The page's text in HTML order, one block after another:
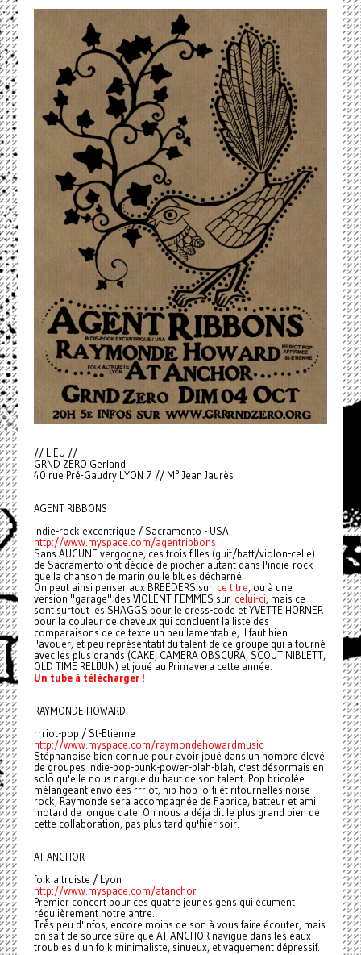
// LIEU //
GRND ZERO Gerland
40 rue Pré-Gaudry LYON 7 // M° Jean Jaurès
AGENT RIBBONS
indie-rock excentrique / Sacramento - USA
http://www.myspace.com/agentribbons
Sans AUCUNE vergogne, ces trois filles (guit/batt/violon-celle)
de Sacramento ont décidé de piocher autant dans l'indie-rock
que la chanson de marin ou le blues décharné.
On peut ainsi penser aux BREEDERS sur ce titre, ou à une
version "garage" des VIOLENT FEMMES sur celui-ci, mais ce
sont surtout les SHAGGS pour le dress-code et YVETTE HORNER
pour la couleur de cheveux qui concluent la liste des
comparaisons de ce texte un peu lamentable, il faut bien
l'avouer, et peu représentatif du talent de ce groupe qui a tourné
avec les plus grands (CAKE, CAMERA OBSCURA, SCOUT NIBLETT,
OLD TIME RELIJUN) et joué au Primavera cette année.
Un tube à télécharger !
RAYMONDE HOWARD
rrriot-pop / St-Etienne
http://www.myspace.com/raymondehowardmusic
Stéphanoise bien connue pour avoir joué dans un nombre élevé
de groupes indie-pop-punk-power-blah-blah, c'est désormais en
solo qu'elle nous nargue du haut de son talent. Pop bricolée
mélangeant envolées rrriot, hip-hop lo-fi et ritournelles noise-
rock, Raymonde sera accompagnée de Fabrice, batteur et ami
motard de longue date. On nous a déja dit le plus grand bien de
cette collaboration, pas plus tard qu'hier soir.
AT ANCHOR
folk altruiste / Lyon
http://www.myspace.com/atanchor
Premier concert pour ces quatre jeunes gens qui écument
régulièrement notre antre.
Très peu d'infos, encore moins de son à vous faire écouter, mais
on sait de source sûre que AT ANCHOR navigue dans les eaux
troubles d'un folk minimaliste, sinueux, et vaguement dépressif.